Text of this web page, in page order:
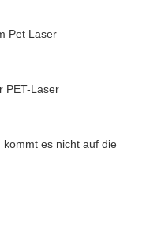
Pet Laser
PET-Laser
es nicht auf die